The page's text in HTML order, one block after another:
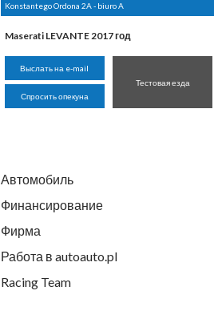
Konstantego Ordona 2A - biuro A
Maserati LEVANTE 2017 год
Выслать на e-mail
Спросить опекуна
Тестовая езда
Автомобиль
Финансирование
Фирма
Работа в autoauto.pl
Racing Team